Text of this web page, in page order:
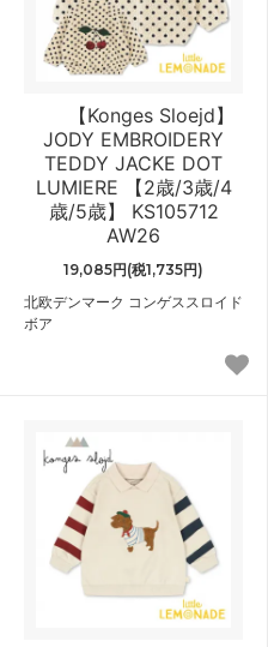
【Konges Sloejd】
JODY EMBROIDERY
TEDDY JACKE DOT
LUMIERE 【2歳/3歳/4
歳/5歳】 KS105712
AW26
19,085円(税1,735円)
北欧デンマーク コンゲススロイド
ボア